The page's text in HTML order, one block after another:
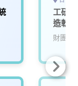
工研
造軟
財團法